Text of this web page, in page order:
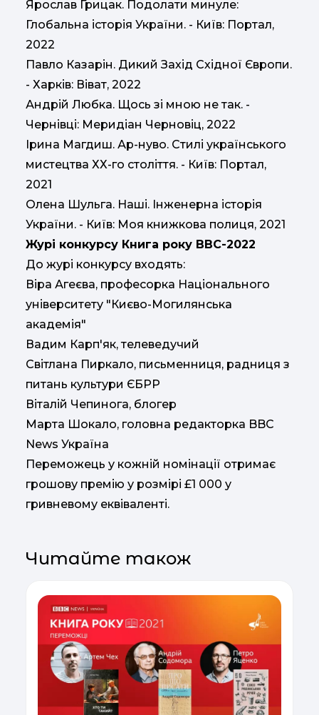
Ярослав Грицак. Подолати минуле:
Глобальна історія України. - Київ: Портал,
2022
Павло Казарін. Дикий Захід Східної Європи.
- Харків: Віват, 2022
Андрій Любка. Щось зі мною не так. -
Чернівці: Меридіан Черновіц, 2022
Ірина Магдиш. Ар-нуво. Стилі українського
мистецтва ХХ-го століття. - Київ: Портал,
2021
Олена Шульга. Наші. Інженерна історія
України. - Київ: Моя книжкова полиця, 2021
Журі конкурсу Книга року ВВС-2022
До журі конкурсу входять:
Віра Агеєва, професорка Національного
університету "Києво-Могилянська
академія"
Вадим Карп'як, телеведучий
Світлана Пиркало, письменниця, радниця з
питань культури ЄБРР
Віталій Чепинога, блогер
Марта Шокало, головна редакторка BBC
News Україна
Переможець у кожній номінації отримає
грошову премію у розмірі £1 000 у
гривневому еквіваленті.
Читайте також